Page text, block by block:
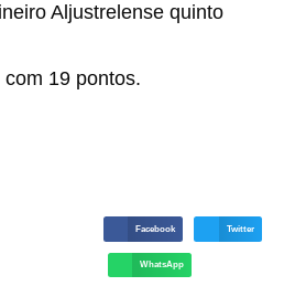
Aljustrelense quinto
19 pontos.
Facebook Twitter
WhatsApp